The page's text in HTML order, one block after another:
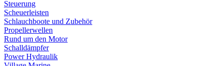
Steuerung
Scheuerleisten
Schlauchboote und Zubehör
Propellerwellen
Rund um den Motor
Schalldämpfer
Power Hydraulik